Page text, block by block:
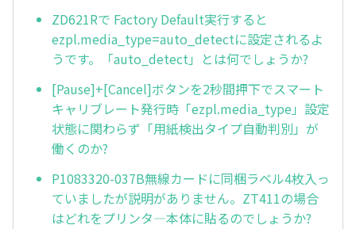
ZD621Rで Factory Default実行すると
ezpl.media_type=auto_detectに設定されるよ
うです。「auto_detect」とは何でしょうか?
[Pause]+[Cancel]ボタンを2秒間押下でスマート
キャリブレート発行時「ezpl.media_type」設定
状態に関わらず「用紙検出タイプ自動判別」が
働くのか?
P1083320-037B無線カードに同梱ラベル4枚入っ
ていましたが説明がありません。ZT411の場合
はどれをプリンタ—本体に貼るのでしょうか?